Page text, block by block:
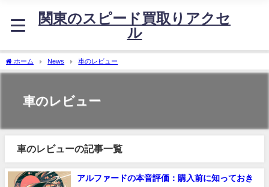
関東のスピード買取りアクセ
ル
ホーム News 車のレビュー
車のレビュー
車のレビューの記事一覧
アルファードの本音評価：購入前に知っておき